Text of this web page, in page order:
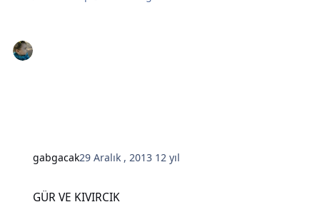
gabgacak29 Aralık , 2013 12 yıl
GÜR VE KIVIRCIK